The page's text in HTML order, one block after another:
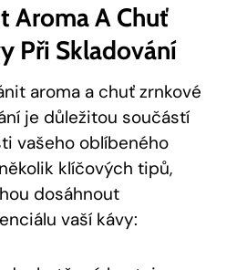
Aroma A Chuť
Při Skladování
aroma a chuť zrnkové
je důležitou součástí
vašeho oblíbeného
klíčových tipů,
dosáhnout
vaší kávy: